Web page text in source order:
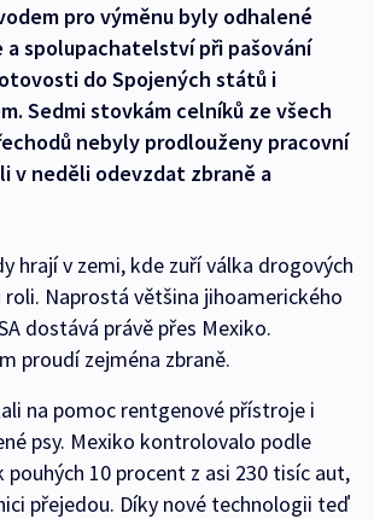
pro výměnu byly odhalené
a spolupachatelství při pašování
do Spojených států i
Sedmi stovkám celníků ze všech
nebyly prodlouženy pracovní
v neděli odevzdat zbraně a
hrají v zemi, kde zuří válka drogových
Naprostá většina jihoamerického
dostává právě přes Mexiko.
proudí zejména zbraně.
na pomoc rentgenové přístroje i
psy. Mexiko kontrolovalo podle
10 procent z asi 230 tisíc aut,
přejedou. Díky nové technologii teď